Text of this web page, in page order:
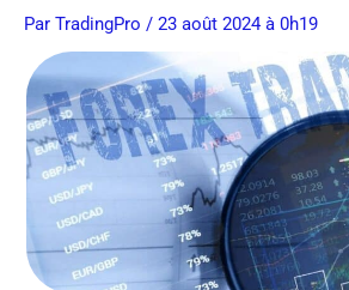
Par TradingPro / 23 août 2024 à 0h19